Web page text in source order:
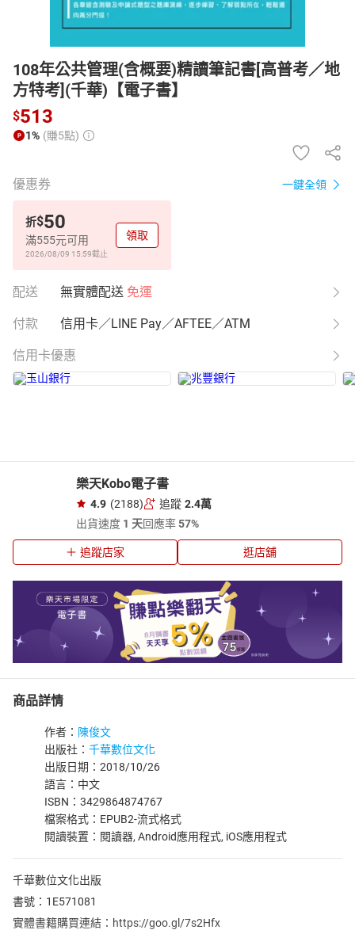
108年公共管理(含概要)精讀筆記書[高普考／地
方特考](千華)【電子書】
$513
1% (賺5點)
優惠券 一鍵全領
折$50
滿555元可用
2026/08/09 15:59截止
領取
配送 無實體配送 免運
付款 信用卡／LINE Pay／AFTEE／ATM
信用卡優惠
樂天Kobo電子書
4.9 (2188) 追蹤 2.4萬
出貨速度 1 天回應率57%
追蹤店家 逛店舖
商品詳情
作者： 陳俊文
出版社： 千華數位文化
出版日期：2018/10/26
語言：中文
ISBN：3429864874767
檔案格式：EPUB2-流式格式
閱讀裝置：閱讀器, Android應用程式, iOS應用程式
千華數位文化出版
書號：1E571081
實體書籍購買連結：https://goo.gl/7s2Hfx